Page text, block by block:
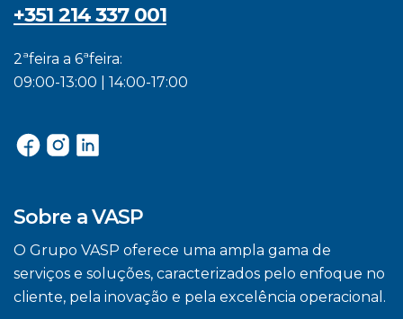
+351 214 337 001
2ªfeira a 6ªfeira:
09:00-13:00 | 14:00-17:00
Sobre a VASP
O Grupo VASP oferece uma ampla gama de
serviços e soluções, caracterizados pelo enfoque no
cliente, pela inovação e pela excelência operacional.